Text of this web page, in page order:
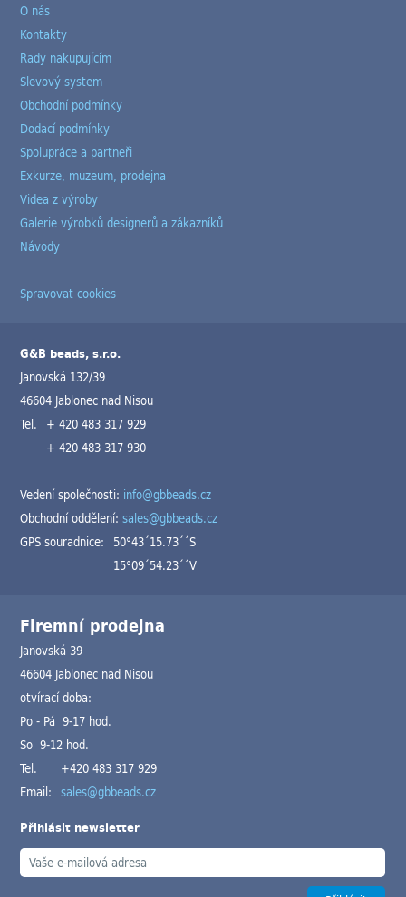
O nás
Kontakty
Rady nakupujícím
Slevový system
Obchodní podmínky
Dodací podmínky
Spolupráce a partneři
Exkurze, muzeum, prodejna
Videa z výroby
Galerie výrobků designerů a zákazníků
Návody
Spravovat cookies
G&B beads, s.r.o.
Janovská 132/39
46604 Jablonec nad Nisou
Tel. + 420 483 317 929
+ 420 483 317 930
Vedení společnosti: info@gbbeads.cz
Obchodní oddělení:sales@gbbeads.cz
GPS souradnice: 50°43´15.73´´S
15°09´54.23´´V
Firemní prodejna
Janovská 39
46604 Jablonec nad Nisou
otvírací doba:
Po - Pá 9-17 hod.
So 9-12 hod.
Tel.
+420 483 317 929
Email: sales@gbbeads.cz
Přihlásit newsletter